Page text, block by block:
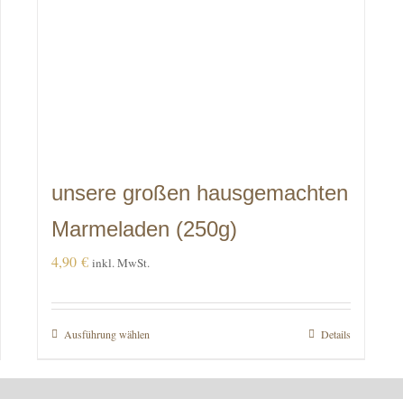
unsere großen hausgemachten
Marmeladen (250g)
4,90€ inkl. MwSt.
Ausführung wählenDieses
Details